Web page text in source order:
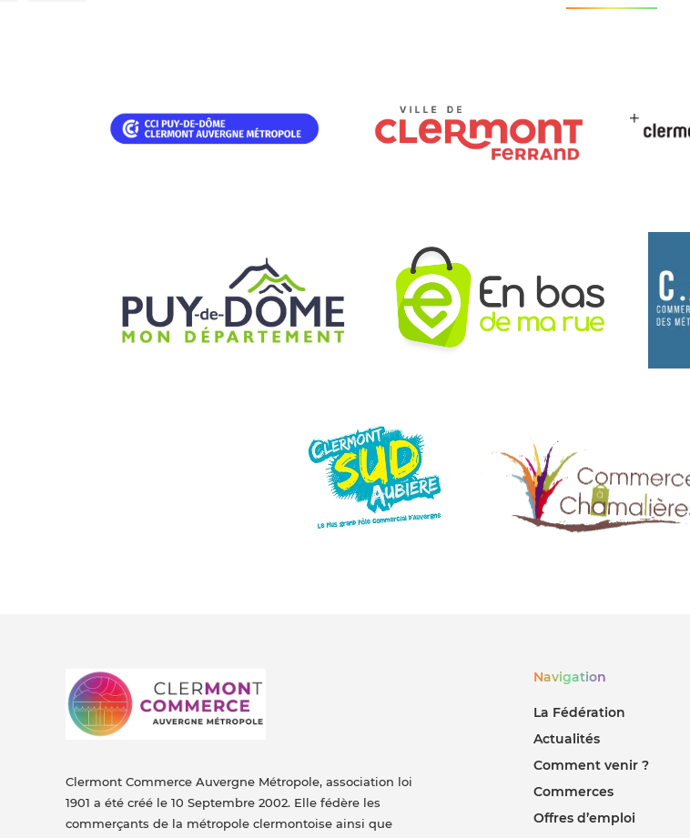
Clermont Commerce Auvergne Métropole, association loi
1901 a été créé le 10 Septembre 2002. Elle fédère les
commerçants de la métropole clermontoise ainsi que
Navigation
La Fédération
Actualités
Comment venir ?
Commerces
Offres d’emploi